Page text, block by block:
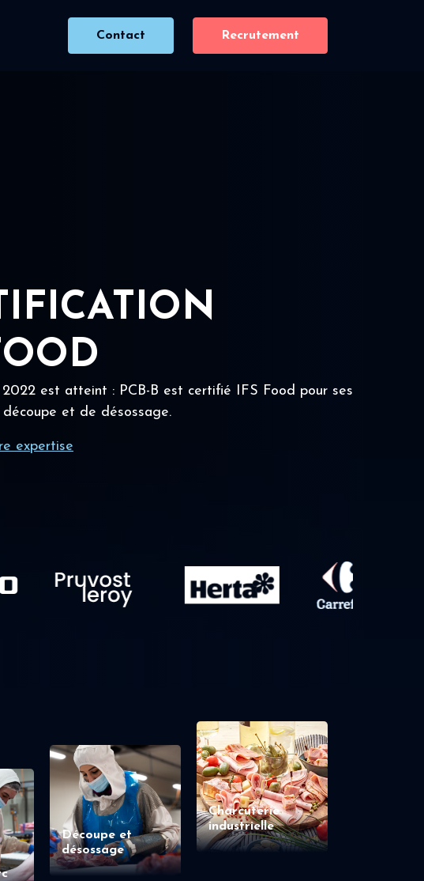
Contact Recrutement
est atteint : PCB-B est certifié IFS Food pour ses
et de désossage.
expertise
Découpe et
désossage
Charcuterie
industrielle